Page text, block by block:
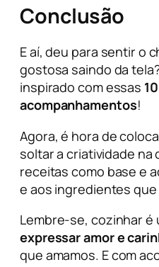
Conclusão
E aí, deu para sentir o
gostosa saindo da
inspirado com essas
acompanhamentos!
Agora, é hora de
soltar a criatividade na
receitas como base e
e aos ingredientes que
Lembre-se, cozinhar é
expressar amor e
que amamos. E com